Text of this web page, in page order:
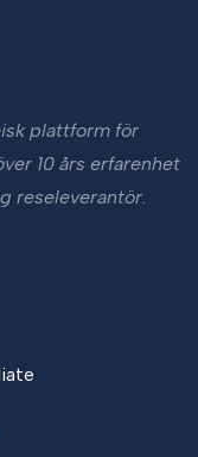
plattform för
10 års erfarenhet
reseleverantör.